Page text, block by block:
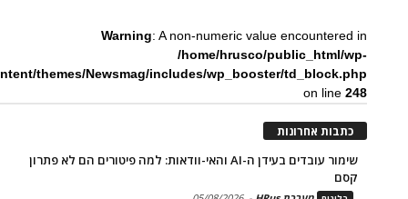
Warning: A non-numeric value encountered in
/home/hrusco/public_html/wp-
themes/Newsmag/includes/wp_booster/td_block.php
on line248
כתבות אחרונות
שימור עובדים בעידן ה-AI והאי-וודאות: למה פיטורים הם לא פתרון
קסם